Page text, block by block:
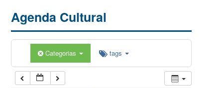
Agenda Cultural
Categorias tags